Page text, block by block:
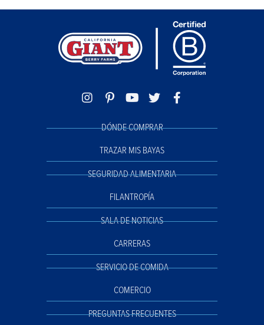
DÓNDE COMPRAR
TRAZAR MIS BAYAS
SEGURIDAD ALIMENTARIA
FILANTROPÍA
SALA DE NOTICIAS
CARRERAS
SERVICIO DE COMIDA
COMERCIO
PREGUNTAS FRECUENTES